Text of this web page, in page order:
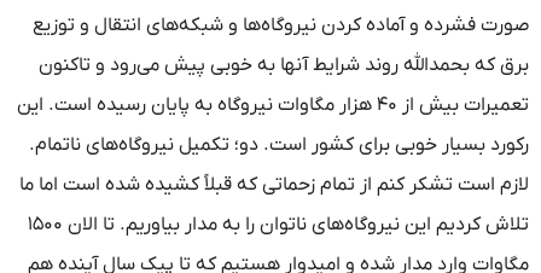
صورت فشرده و آماده کردن نیروگاه‌ها و شبکه‌های انتقال و توزیع
برق که بحمدالله روند شرایط آنها به خوبی پیش می‌رود و تاکنون
تعمیرات بیش از ۴۰ هزار مگاوات نیروگاه به پایان رسیده است. این
رکورد بسیار خوبی برای کشور است. دو؛ تکمیل نیروگاه‌های ناتمام.
لازم است تشکر کنم از تمام زحماتی که قبلاً کشیده شده است اما ما
تلاش کردیم این نیروگاه‌های ناتوان را به مدار بیاوریم. تا الان ۱۵۰۰
مگاوات وارد مدار شده و امیدوار هستیم که تا پیک سال آینده هم